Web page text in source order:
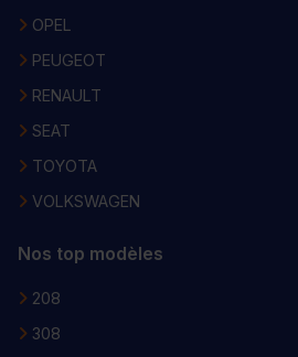
OPEL
PEUGEOT
RENAULT
SEAT
TOYOTA
VOLKSWAGEN
Nos top modèles
208
308